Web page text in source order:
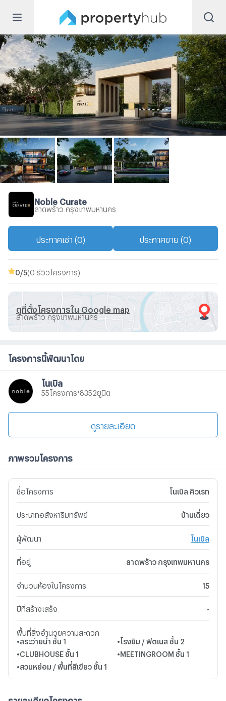
Noble Curate
ลาดพร้าว กรุงเทพมหานคร
ประกาศเช่า (0) ประกาศขาย (0)
0 /5(0 รีวิวโครงการ)
ดูที่ตั้งโครงการใน Google map
ลาดพร้าว กรุงเทพมหานคร
โครงการนี้พัฒนาโดย
โนเบิล
55โครงการ 8352ยูนิต
ดูรายละเอียด
ภาพรวมโครงการ
ชื่อโครงการ โนเบิล คิวเรท
ประเภทอสังหาริมทรัพย์ บ้านเดี่ยว
ผู้พัฒนา โนเบิล
ที่อยู่ ลาดพร้าว กรุงเทพมหานคร
จำนวนห้องในโครงการ 15
ปีที่สร้างเสร็จ
พื้นที่สิ่งอำนวยความสะดวก
•สระว่ายน้ำ ชั้น 1 •โรงยิม / ฟิตเนส ชั้น 2
•CLUBHOUSE ชั้น 1 •MEETINGROOM ชั้น 1
•สวนหย่อม / พื้นที่สีเขียว ชั้น 1
รายละเอียดโครงการ